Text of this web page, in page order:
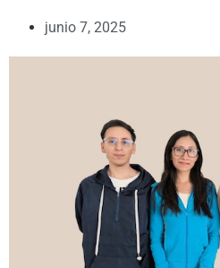
junio 7, 2025